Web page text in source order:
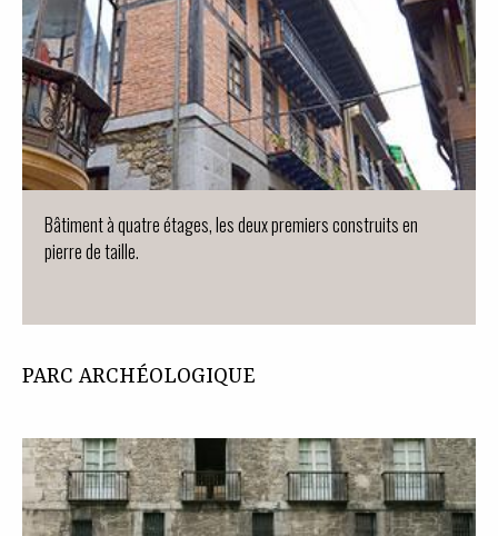
Bâtiment à quatre étages, les deux premiers construits en
pierre de taille.
PARC ARCHÉOLOGIQUE